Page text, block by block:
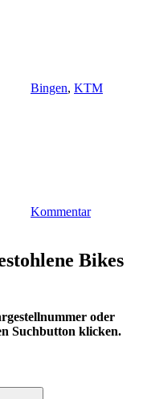
Bingen, KTM
Kommentar
Bikes
oder
Suchbutton klicken.